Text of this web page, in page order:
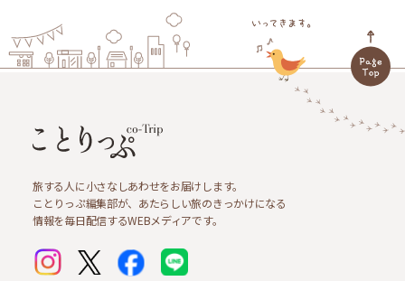
旅する人に小さなしあわせをお届けします。
ことりっぷ編集部が、あたらしい旅のきっかけになる
情報を毎日配信するWEBメディアです。